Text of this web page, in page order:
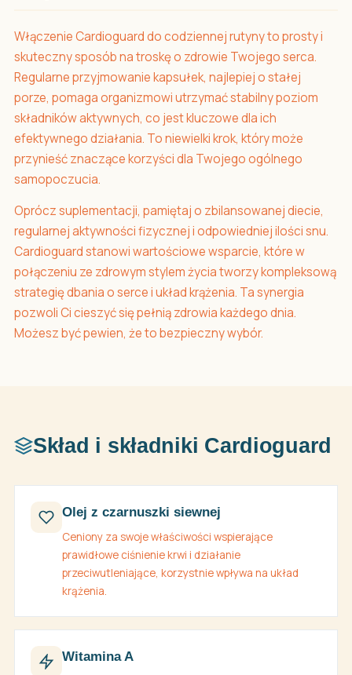
Włączenie Cardioguard do codziennej rutyny to prosty i
skuteczny sposób na troskę o zdrowie Twojego serca.
Regularne przyjmowanie kapsułek, najlepiej o stałej
porze, pomaga organizmowi utrzymać stabilny poziom
składników aktywnych, co jest kluczowe dla ich
efektywnego działania. To niewielki krok, który może
przynieść znaczące korzyści dla Twojego ogólnego
samopoczucia.
Oprócz suplementacji, pamiętaj o zbilansowanej diecie,
regularnej aktywności fizycznej i odpowiedniej ilości snu.
Cardioguard stanowi wartościowe wsparcie, które w
połączeniu ze zdrowym stylem życia tworzy kompleksową
strategię dbania o serce i układ krążenia. Ta synergia
pozwoli Ci cieszyć się pełnią zdrowia każdego dnia.
Możesz być pewien, że to bezpieczny wybór.
Skład i składniki Cardioguard
Olej z czarnuszki siewnej
Ceniony za swoje właściwości wspierające
prawidłowe ciśnienie krwi i działanie
przeciwutleniające, korzystnie wpływa na układ
krążenia.
Witamina A